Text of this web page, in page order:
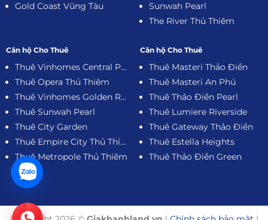
Gold Coast Vũng Tàu
Sunwah Pearl
The River Thủ Thiêm
Căn hộ Cho Thuê
Thuê Vinhomes Central Park
Thuê Opera Thủ Thiêm
Thuê Vinhomes Golden River
Thuê Sunwah Pearl
Thuê City Garden
Thuê Empire City Thủ Thiêm
Thuê Metropole Thủ Thiêm
Căn hộ Cho Thuê
Thuê Masteri Thảo Điền
Thuê Masteri An Phú
Thuê Thảo Điền Pearl
Thuê Lumiere Riverside
Thuê Gateway Thảo Điền
Thuê Estella Heights
Thuê Thảo Điền Green